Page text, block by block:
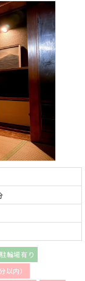
駐輪場有り
以内）